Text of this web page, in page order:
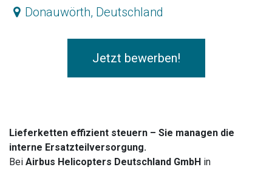
Donauwörth, Deutschland
Jetzt bewerben!
Lieferketten effizient steuern – Sie managen die
interne Ersatzteilversorgung.
Bei Airbus Helicopters Deutschland GmbH in